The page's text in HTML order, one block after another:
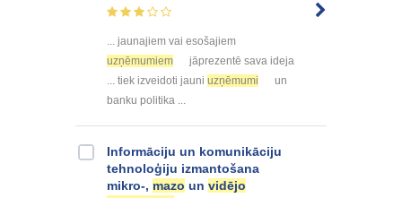
... jaunajiem vai esošajiem
uzņēmumiem
jāprezentē sava ideja
... tiek izveidoti jauni uzņēmumi
un
banku politika ...
Informāciju un komunikāciju
tehnoloģiju izmantošana
mikro-, mazo un vidējo